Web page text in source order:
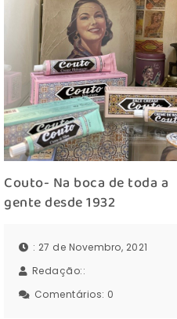
Couto- Na boca de toda a
gente desde 1932
: 27 de Novembro, 2021
Redação::
Comentários: 0